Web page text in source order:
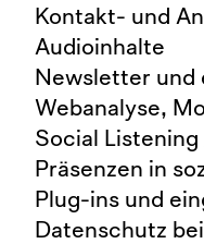
Kontakt- und
Audioinhalte
Newsletter und
Webanalyse,
Social
Präsenzen in
Plug-ins und
Datenschutz